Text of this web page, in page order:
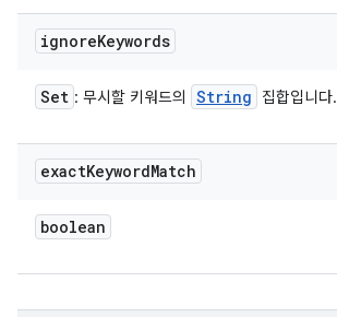
ignoreKeywords
Set : 무시할 키워드의 String 집합입니다.
exactKeywordMatch
boolean